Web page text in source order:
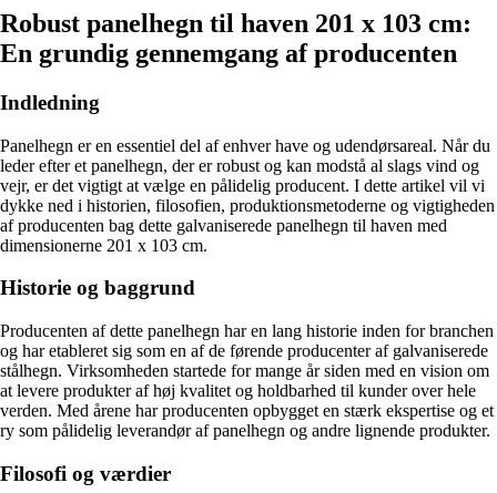
Robust panelhegn til haven 201 x 103 cm:
En grundig gennemgang af producenten
Indledning
Panelhegn er en essentiel del af enhver have og udendørsareal. Når du
leder efter et panelhegn, der er robust og kan modstå al slags vind og
vejr, er det vigtigt at vælge en pålidelig producent. I dette artikel vil vi
dykke ned i historien, filosofien, produktionsmetoderne og vigtigheden
af producenten bag dette galvaniserede panelhegn til haven med
dimensionerne 201 x 103 cm.
Historie og baggrund
Producenten af dette panelhegn har en lang historie inden for branchen
og har etableret sig som en af de førende producenter af galvaniserede
stålhegn. Virksomheden startede for mange år siden med en vision om
at levere produkter af høj kvalitet og holdbarhed til kunder over hele
verden. Med årene har producenten opbygget en stærk ekspertise og et
ry som pålidelig leverandør af panelhegn og andre lignende produkter.
Filosofi og værdier